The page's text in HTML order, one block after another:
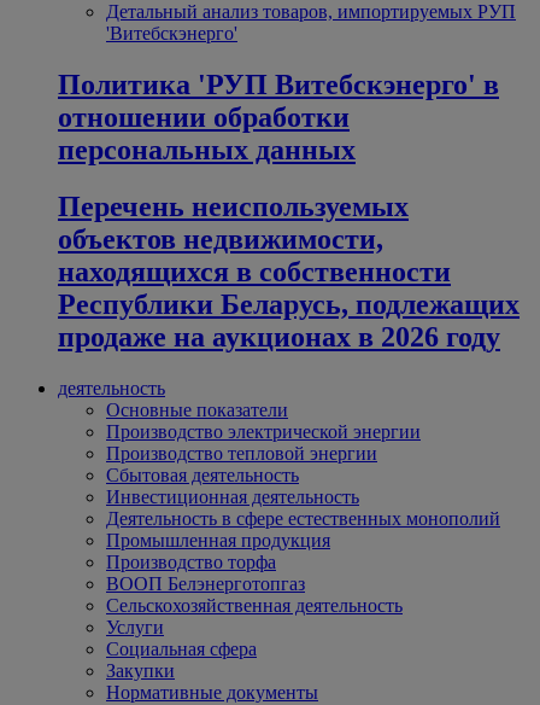
Детальный анализ товаров, импортируемых РУП
'Витебскэнерго'
Политика 'РУП Витебскэнерго' в
отношении обработки
персональных данных
Перечень неиспользуемых
объектов недвижимости,
находящихся в собственности
Республики Беларусь, подлежащих
продаже на аукционах в 2026 году
деятельность
Основные показатели
Производство электрической энергии
Производство тепловой энергии
Сбытовая деятельность
Инвестиционная деятельность
Деятельность в сфере естественных монополий
Промышленная продукция
Производство торфа
ВООП Белэнерготопгаз
Сельскохозяйственная деятельность
Услуги
Социальная сфера
Закупки
Нормативные документы